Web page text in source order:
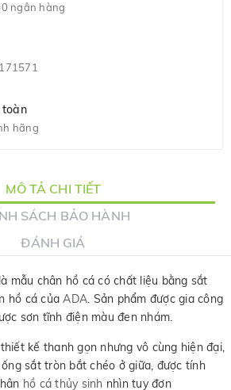
ngân hàng
toàn
hãng
MÔ TẢ CHI TIẾT
SÁCH BẢO HÀNH
ĐÁNH GIÁ
là mẫu chân hồ cá có chất liệu bằng sắt
hồ cá củaADA. Sản phẩm được gia công
sơn tĩnh điện màu đen nhám.
kế thanh gọn nhưng vô cùng hiện đại,
sắt tròn bắt chéo ở giữa, được tính
hồ cá thủy sinh nhìn tuy đơn